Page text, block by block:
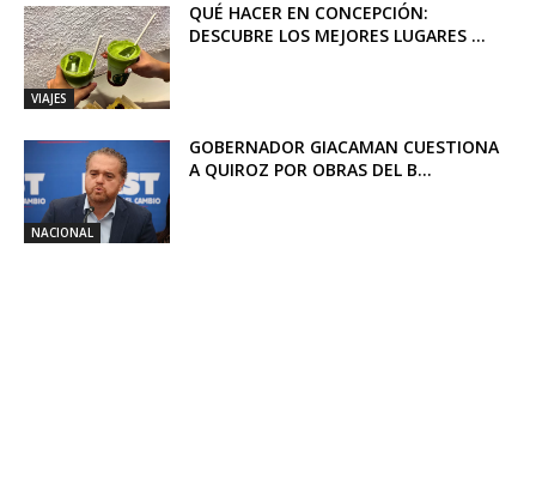
VIAJES
QUÉ HACER EN CONCEPCIÓN:
DESCUBRE LOS MEJORES LUGARES ...
NACIONAL
GOBERNADOR GIACAMAN CUESTIONA
A QUIROZ POR OBRAS DEL B...